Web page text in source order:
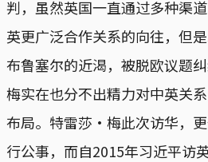
判，虽然英国一直通过多种渠
英更广泛合作关系的向往，但
布鲁塞尔的近渴，被脱欧议题
梅实在也分不出精力对中英关
布局。特雷莎·梅此次访华，
行公事，而自2015年习近平访